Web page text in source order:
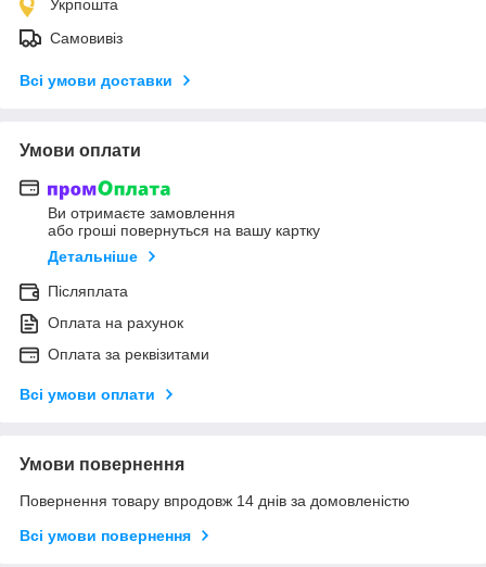
Укрпошта
Самовивіз
Всі умови доставки
Умови оплати
Ви отримаєте замовлення
або гроші повернуться на вашу картку
Детальніше
Післяплата
Оплата на рахунок
Оплата за реквізитами
Всі умови оплати
Умови повернення
Повернення товару впродовж 14 днів за домовленістю
Всі умови повернення